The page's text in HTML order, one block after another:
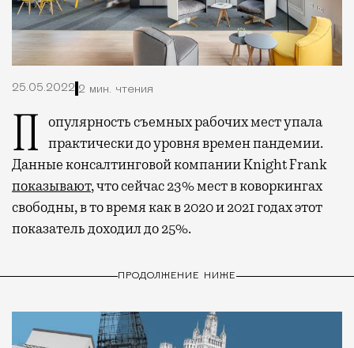
25.05.2022 2 мин. чтения
Популярность съемных рабочих мест упала практически до уровня времен пандемии.
Данные консалтинговой компании Knight Frank
показывают, что сейчас 23% мест в коворкингах
свободны, в то время как в 2020 и 2021 годах этот
показатель доходил до 25%.
ПРОДОЛЖЕНИЕ НИЖЕ